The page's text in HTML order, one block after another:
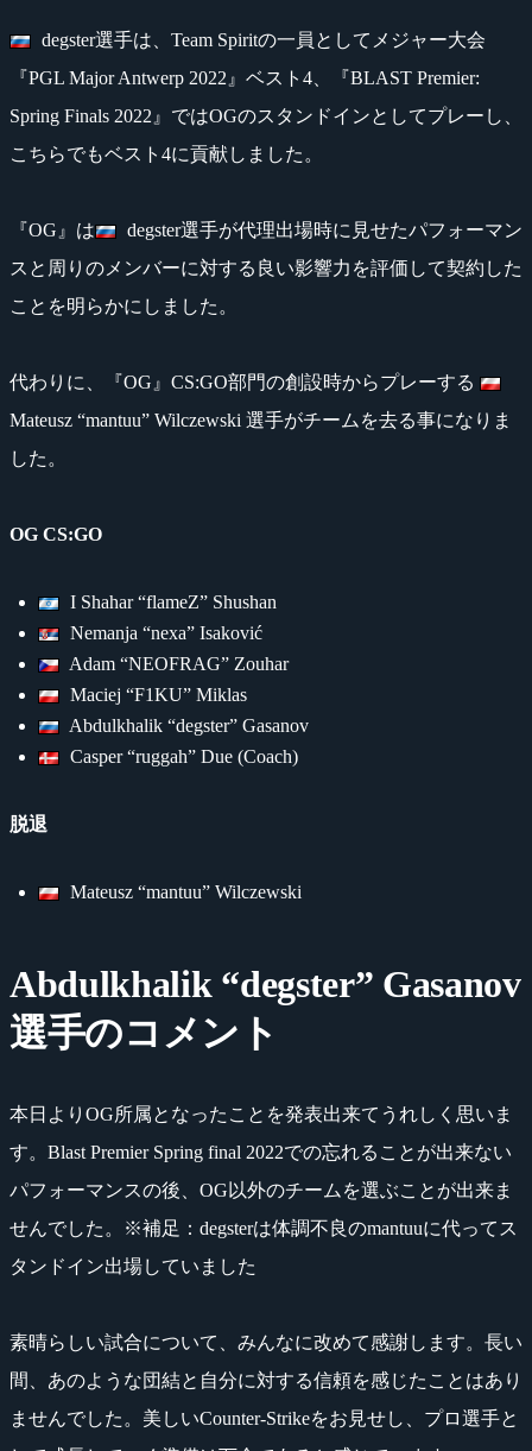
degster選手は、Team Spiritの一員としてメジャー大会
『PGL Major Antwerp 2022』ベスト4、『BLAST Premier:
Spring Finals 2022』ではOGのスタンドインとしてプレーし、
こちらでもベスト4に貢献しました。
『OG』は
degster選手が代理出場時に見せたパフォーマン
スと周りのメンバーに対する良い影響力を評価して契約した
ことを明らかにしました。
代わりに、『OG』CS:GO部門の創設時からプレーする
Mateusz “mantuu” Wilczewski 選手がチームを去る事になりま
した。
OG CS:GO
I Shahar “flameZ” Shushan
Nemanja “nexa” Isaković
Adam “NEOFRAG” Zouhar
Maciej “F1KU” Miklas
Abdulkhalik “degster” Gasanov
Casper “ruggah” Due (Coach)
脱退
Mateusz “mantuu” Wilczewski
Abdulkhalik “degster” Gasanov
選手のコメント
本日よりOG所属となったことを発表出来てうれしく思いま
す。Blast Premier Spring final 2022での忘れることが出来ない
パフォーマンスの後、OG以外のチームを選ぶことが出来ま
せんでした。※補足：degsterは体調不良のmantuuに代ってス
タンドイン出場していました
素晴らしい試合について、みんなに改めて感謝します。長い
間、あのような団結と自分に対する信頼を感じたことはあり
ませんでした。美しいCounter-Strikeをお見せし、プロ選手と